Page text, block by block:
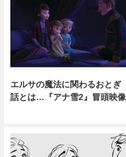
エルサの魔法に関わるおとぎ
話とは…『アナ雪2』冒頭映像